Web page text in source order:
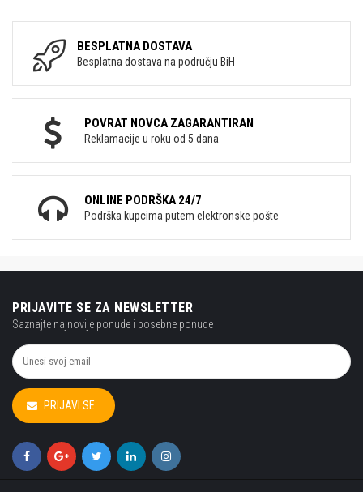
BESPLATNA DOSTAVA
Besplatna dostava na području BiH
POVRAT NOVCA ZAGARANTIRAN
Reklamacije u roku od 5 dana
ONLINE PODRŠKA 24/7
Podrška kupcima putem elektronske pošte
PRIJAVITE SE ZA NEWSLETTER
Saznajte najnovije ponude i posebne ponude
PRIJAVI SE